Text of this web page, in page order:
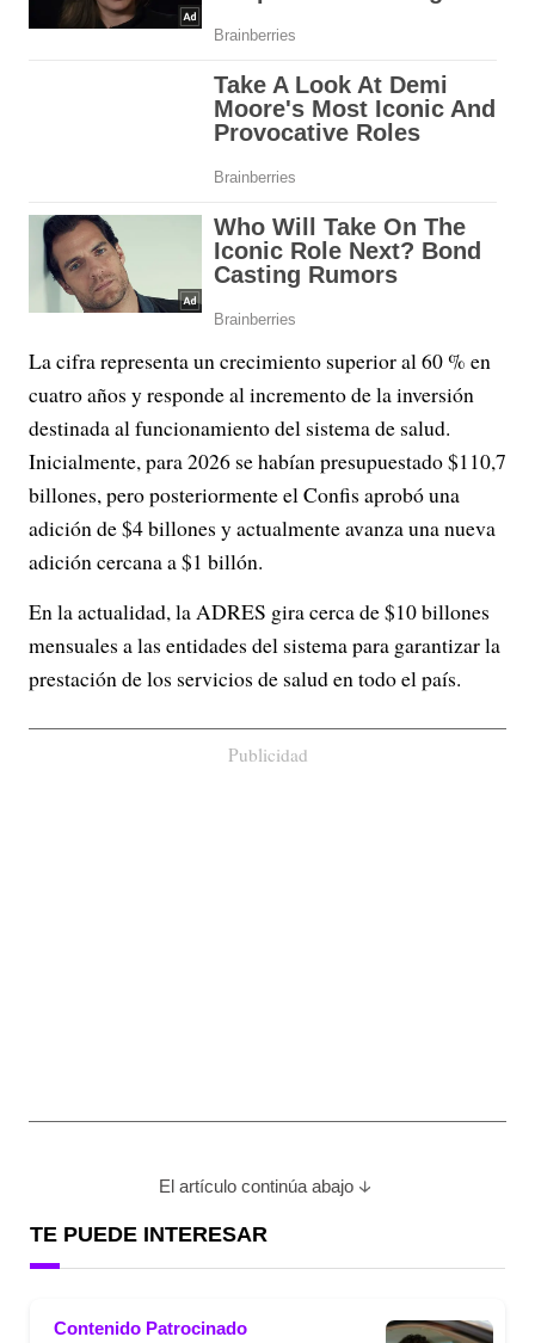
La cifra representa un crecimiento superior al 60 % en
cuatro años y responde al incremento de la inversión
destinada al funcionamiento del sistema de salud.
Inicialmente, para 2026 se habían presupuestado $110,7
billones, pero posteriormente el Confis aprobó una
adición de $4 billones y actualmente avanza una nueva
adición cercana a $1 billón.
En la actualidad, la ADRES gira cerca de $10 billones
mensuales a las entidades del sistema para garantizar la
prestación de los servicios de salud en todo el país.
Publicidad
El artículo continúa abajo
TE PUEDE INTERESAR
Contenido Patrocinado